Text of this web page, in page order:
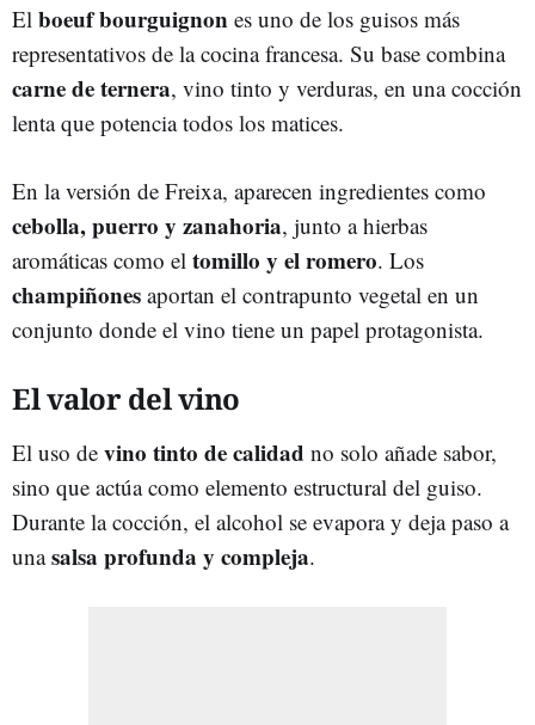
El boeuf bourguignon es uno de los guisos más
representativos de la cocina francesa. Su base combina
carne de ternera, vino tinto y verduras, en una cocción
lenta que potencia todos los matices.
En la versión de Freixa, aparecen ingredientes como
cebolla, puerro y zanahoria, junto a hierbas
aromáticas como el tomillo y el romero. Los
champiñones aportan el contrapunto vegetal en un
conjunto donde el vino tiene un papel protagonista.
El valor del vino
El uso de vino tinto de calidad no solo añade sabor,
sino que actúa como elemento estructural del guiso.
Durante la cocción, el alcohol se evapora y deja paso a
unasalsa profunda y compleja.